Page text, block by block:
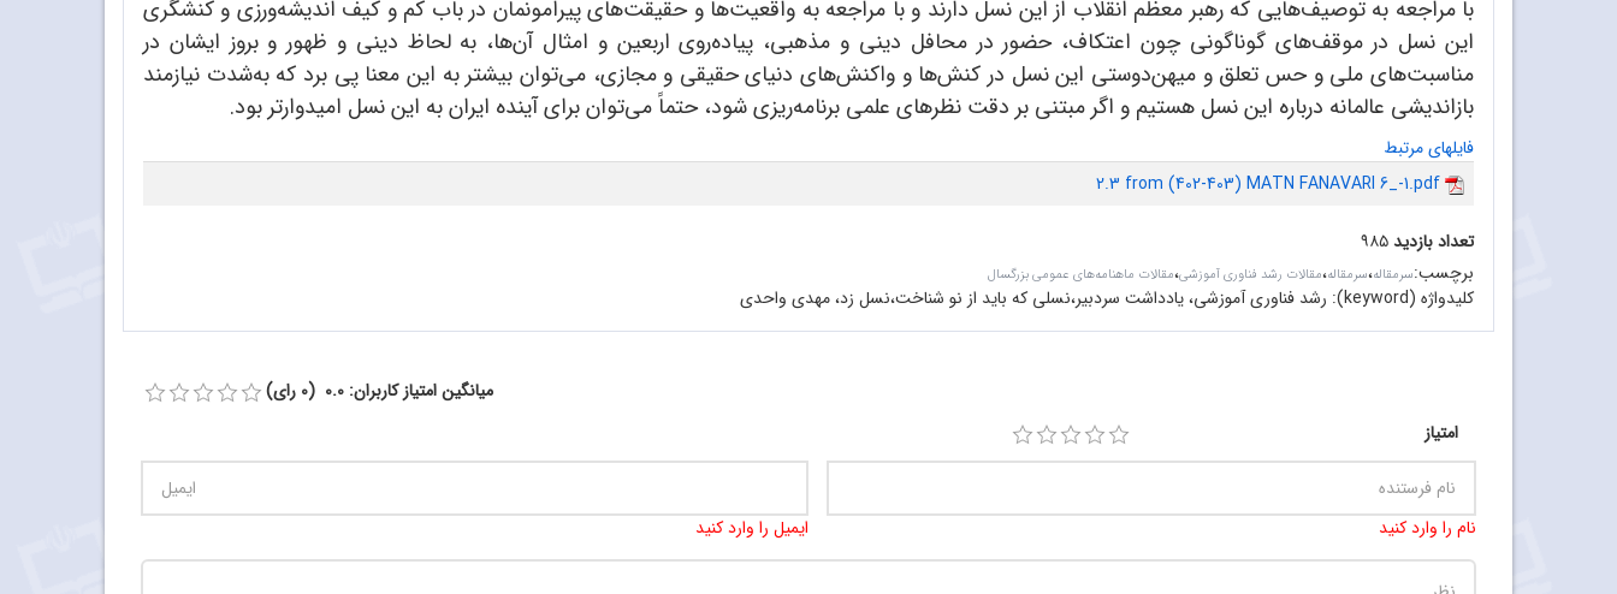
با مراجعه به توصیف‌هایی که رهبر معظم انقلاب از این نسل دارند و با مراجعه به واقعیت‌ها و حقیقت‌های پیرامونمان در باب کم و کیف اندیشه‌ورزی و کنشگری
این نسل در موقف‌های گوناگونی چون اعتکاف، حضور در محافل دینی و مذهبی، پیاده‌روی اربعین و امثال آن‌ها، به لحاظ دینی و ظهور و بروز ایشان در
مناسبت‌های ملی و حس تعلق و میهن‌دوستی این نسل در کنش‌ها و واکنش‌های دنیای حقیقی و مجازی، می‌توان بیشتر به این معنا پی برد که به‌شدت نیازمند
بازاندیشی عالمانه درباره این نسل هستیم و اگر مبتنی بر دقت نظرهای علمی برنامه‌ریزی شود، حتماً می‌توان برای آینده ایران به این نسل امیدوارتر بود.
فایلهای مرتبط
2.3 from (402-403) MATN FANAVARI 6_-1.pdf
تعداد بازدید۹۸۵
برچسب:سرمقاله‌،سرمقاله،مقالات رشد فناوری آموزشی،مقالات ماهنامه‌های عمومی بزرگسال
کلیدواژه (keyword): رشد فناوری آموزشی، یادداشت سردبیر،نسلی که باید از نو شناخت،نسل زد، مهدی واحدی
میانگین امتیاز کاربران: 0.0 (0 رای)
امتیاز
نام را وارد کنید ایمیل را وارد کنید